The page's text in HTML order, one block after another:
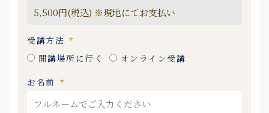
受講方法
開講場所に行く
オンライン受講
お名前